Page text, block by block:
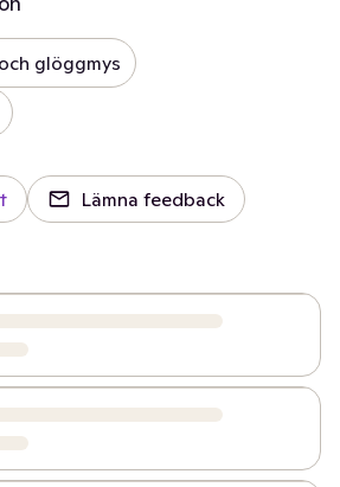
glöggmys
Lämna feedback